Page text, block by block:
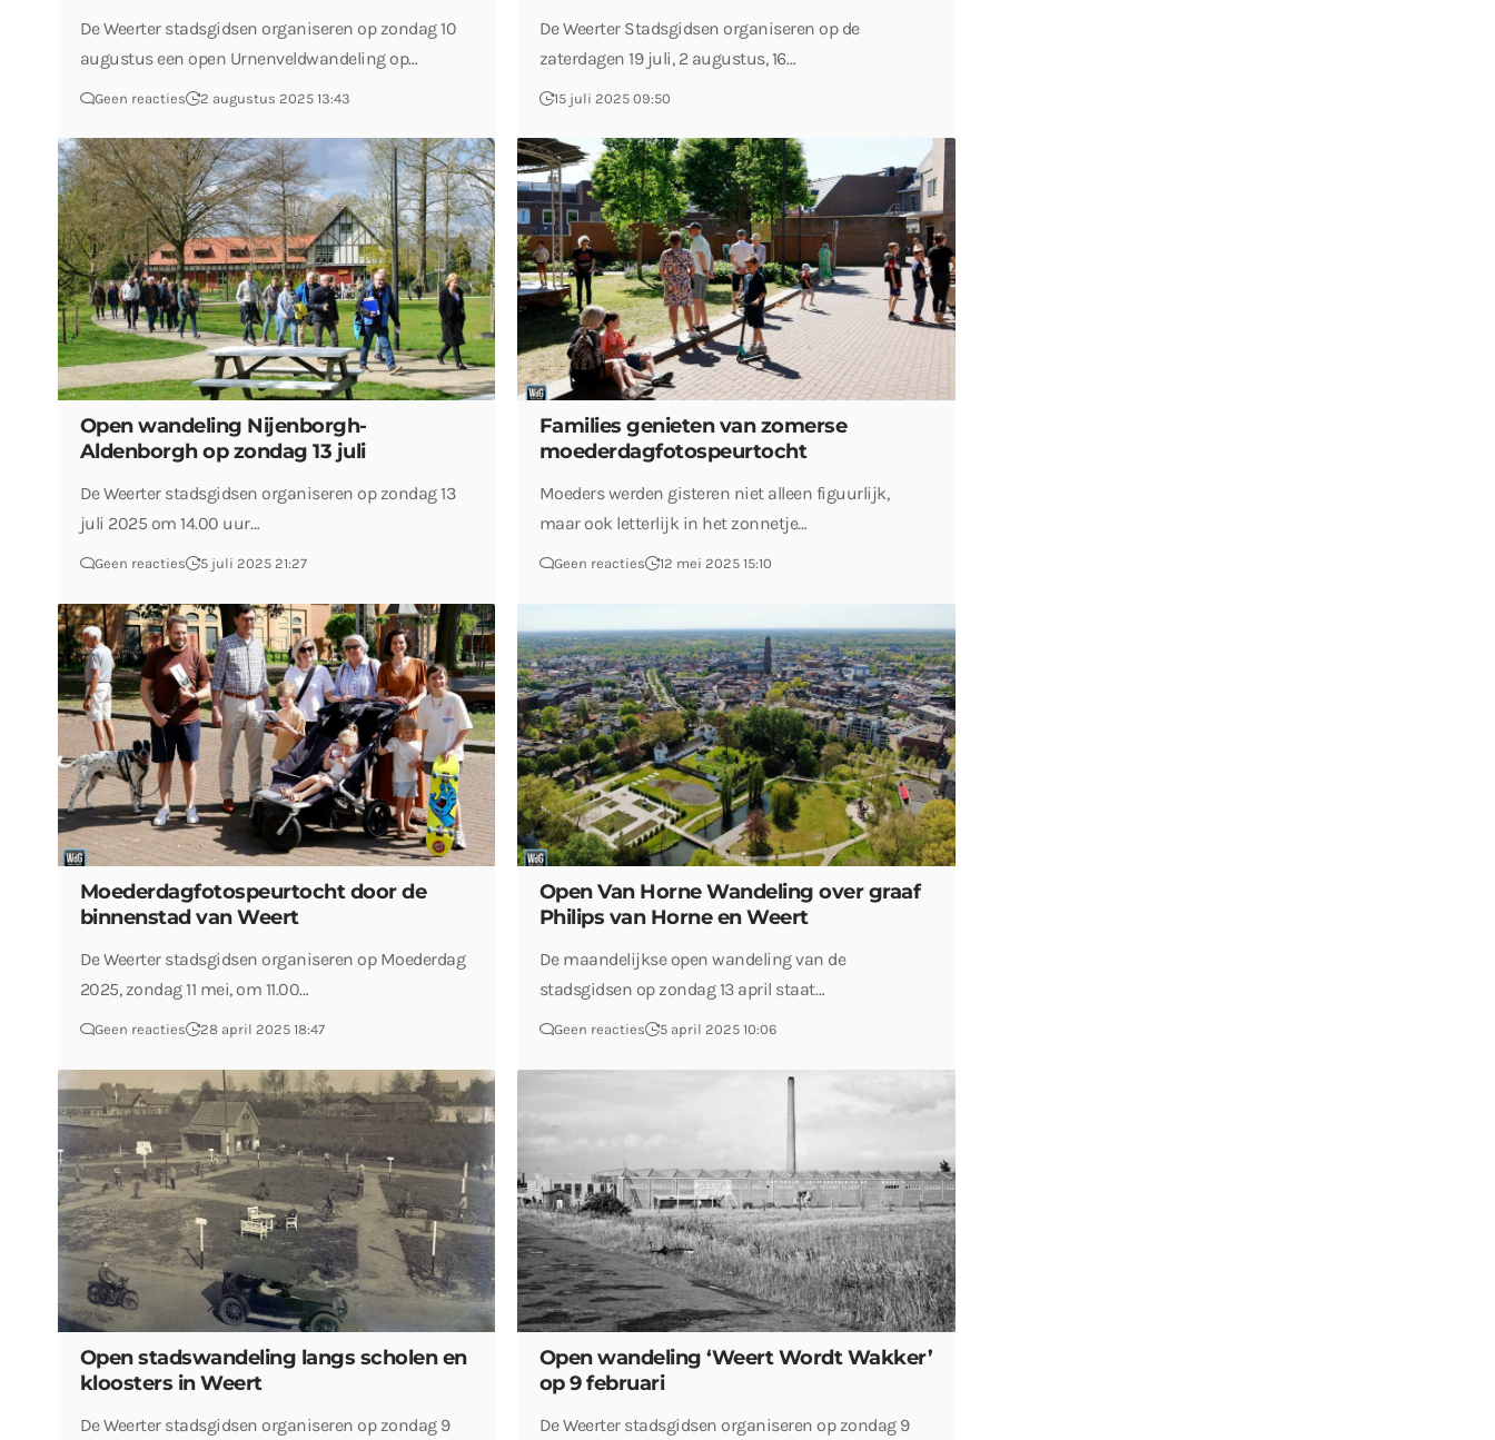
De Weerter stadsgidsen organiseren op zondag 10
augustus een open Urnenveldwandeling op…
Geen reacties 2 augustus 2025 13:43
De Weerter Stadsgidsen organiseren op de
zaterdagen 19 juli, 2 augustus, 16…
15 juli 2025 09:50
Open wandeling Nijenborgh-
Aldenborgh op zondag 13 juli
De Weerter stadsgidsen organiseren op zondag 13
juli 2025 om 14.00 uur…
Geen reacties 5 juli 2025 21:27
Families genieten van zomerse
moederdagfotospeurtocht
Moeders werden gisteren niet alleen figuurlijk,
maar ook letterlijk in het zonnetje…
Geen reacties 12 mei 2025 15:10
Moederdagfotospeurtocht door de
binnenstad van Weert
De Weerter stadsgidsen organiseren op Moederdag
2025, zondag 11 mei, om 11.00…
Geen reacties 28 april 2025 18:47
Open Van Horne Wandeling over graaf
Philips van Horne en Weert
De maandelijkse open wandeling van de
stadsgidsen op zondag 13 april staat…
Geen reacties 5 april 2025 10:06
Open stadswandeling langs scholen en
kloosters in Weert
De Weerter stadsgidsen organiseren op zondag 9
Open wandeling ‘Weert Wordt Wakker’
op 9 februari
De Weerter stadsgidsen organiseren op zondag 9